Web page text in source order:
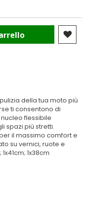
della tua moto più
ti consentono di
flessibile
spazi più stretti.
il massimo comfort e
su vernici, ruote e
1x38cm